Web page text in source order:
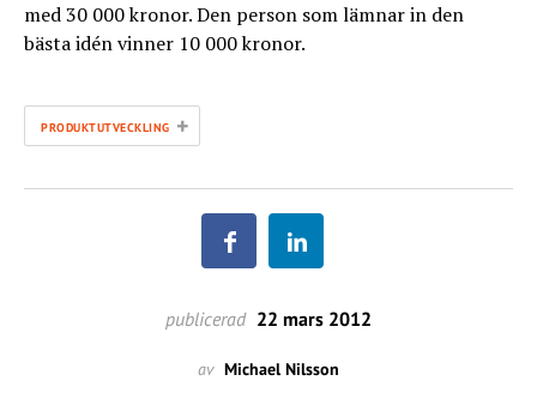
med 30 000 kronor. Den person som lämnar in den
bästa idén vinner 10 000 kronor.
PRODUKTUTVECKLING +
publicerad 22 mars 2012
av Michael Nilsson